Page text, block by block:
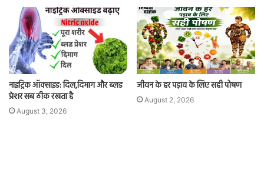
नाइट्रिक ऑक्साइड: दिल,दिमाग और ब्लड
प्रेशर सब ठीक रखता है
August 3, 2026
जीवन के हर पड़ाव के लिए सही पोषण
August 2, 2026